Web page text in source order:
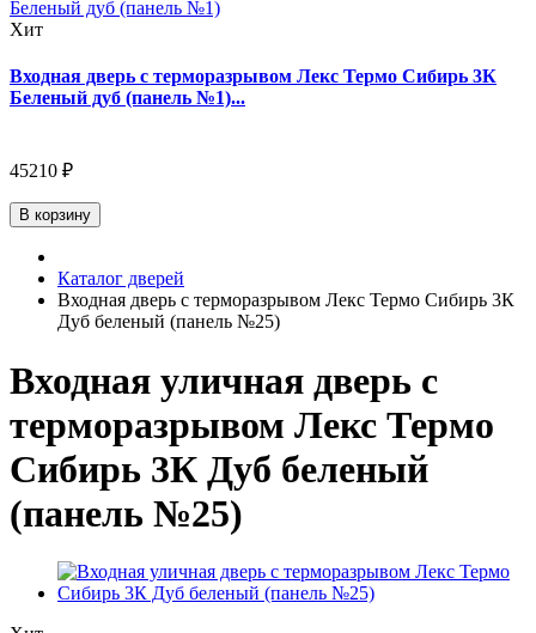
Хит
Входная дверь с терморазрывом Лекс Термо Сибирь 3К
Беленый дуб (панель №1)...
45210 ₽
В корзину
Каталог дверей
Входная дверь с терморазрывом Лекс Термо Сибирь 3К
Дуб беленый (панель №25)
Входная уличная дверь с
терморазрывом Лекс Термо
Сибирь 3К Дуб беленый
(панель №25)